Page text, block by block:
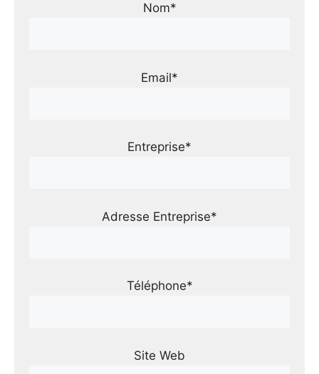
Nom*
Email*
Entreprise*
Adresse Entreprise*
Téléphone*
Site Web